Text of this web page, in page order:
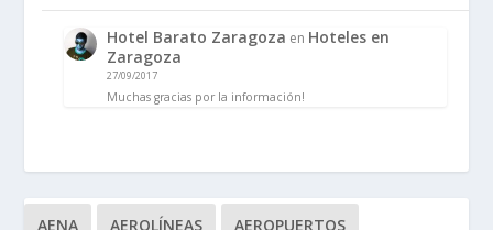
Hotel Barato Zaragoza en Hoteles en
Zaragoza
27/09/2017
Muchas gracias por la información!
AENA AEROLÍNEAS AEROPUERTOS